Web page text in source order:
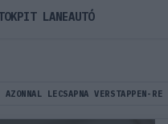
LECSAPNA VERSTAPPEN-RE
PIT LANEAUTÓ